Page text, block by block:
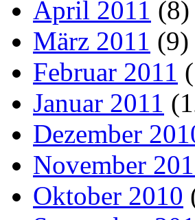
April 2011 (8)
März 2011 (9)
Februar 2011
Januar 2011
Dezember
November
Oktober 2010